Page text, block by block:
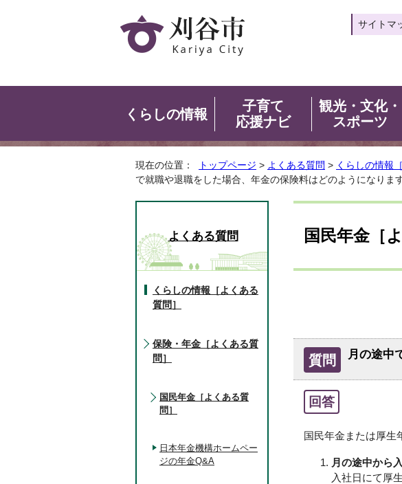
サイトマ
くらしの情報
子育て
応援ナビ
観光・文化・
スポーツ
現在の位置： トップページ > よくある質問 > くらしの情報
で就職や退職をした場合、年金の保険料はどのようになりま
国民年金［
質問 月の途中
回答
国民年金または厚生
月の途中から
入社日にて厚
よくある質問
くらしの情報［よくある
質問］
保険・年金［よくある質
問］
国民年金［よくある質
問］
日本年金機構ホームペー
ジの年金Q&A